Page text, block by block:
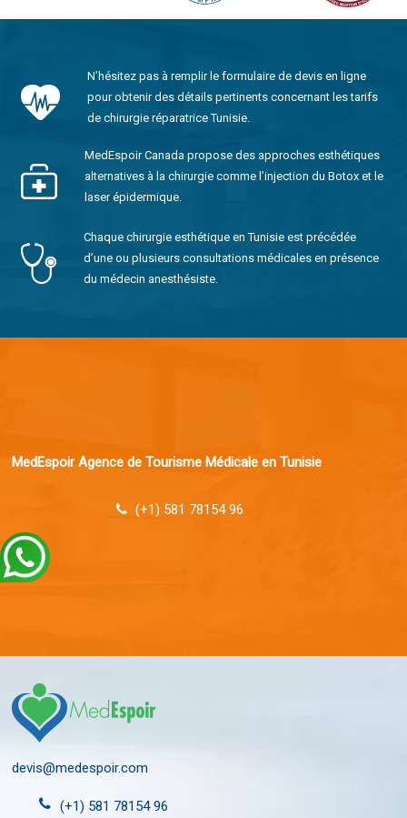
N’hésitez pas à remplir le formulaire de devis en ligne
pour obtenir des détails pertinents concernant les tarifs
de chirurgie réparatrice Tunisie.
MedEspoir Canada propose des approches esthétiques
alternatives à la chirurgie comme l’injection du Botox et le
laser épidermique.
Chaque chirurgie esthétique en Tunisie est précédée
d’une ou plusieurs consultations médicales en présence
du médecin anesthésiste.
MedEspoir Agence de Tourisme Médicale en Tunisie
(+1) 581 78154 96
devis@medespoir.com
(+1) 581 78154 96